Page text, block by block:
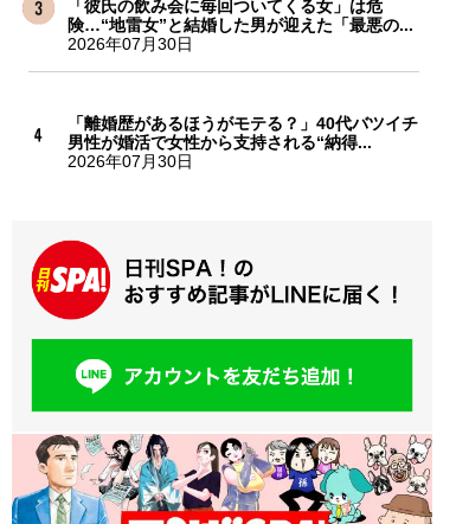
「彼氏の飲み会に毎回ついてくる女」は危
険…“地雷女”と結婚した男が迎えた「最悪の...
2026年07月30日
「離婚歴があるほうがモテる？」40代バツイチ
男性が婚活で女性から支持される“納得...
2026年07月30日